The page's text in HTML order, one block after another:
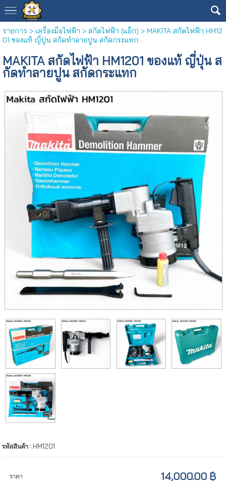
รายการ > เครื่องมือไฟฟ้า > สกัดไฟฟ้า (แย็ก) > MAKITA สกัดไฟฟ้า HM12
01 ของแท้ ญี่ปุ่น สกัดทำลายปูน สกัดกระแทก
MAKITA สกัดไฟฟ้า HM1201 ของแท้ ญี่ปุ่น ส
กัดทำลายปูน สกัดกระแทก
รหัสสินค้า : HM1201
ราคา 14,000.00 ฿